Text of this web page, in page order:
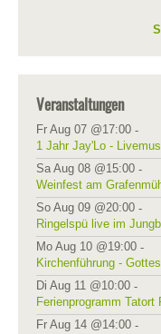
Veranstaltungen
Fr Aug 07 @17:00 -
1 Jahr Jay'Lo -
Sa Aug 08 @15:00 -
Weinfest am
So Aug 09 @20:00 -
Ringelspü live im
Mo Aug 10 @19:00 -
Kirchenführung -
Di Aug 11 @10:00 -
Ferienprogramm
Fr Aug 14 @14:00 -